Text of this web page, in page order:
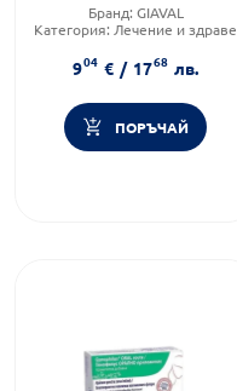
Бранд: GIAVAL
Категория: Лечение и здраве
904 € / 1768 лв.
ПОРЪЧАЙ